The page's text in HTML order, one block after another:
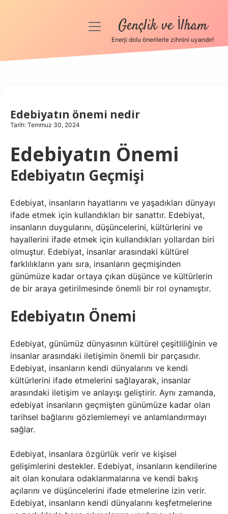
Anasayfa
Hakkımızda
menüyüGençlik ve İlham
Enerji dolu önerilerle zihnini uyandır!
Edebiyatın önemi nedir
Tarih: Temmuz 30, 2024
Edebiyatın Önemi
Edebiyatın Geçmişi
Edebiyat, insanların hayatlarını ve yaşadıkları dünyayı
ifade etmek için kullandıkları bir sanattır. Edebiyat,
insanların duygularını, düşüncelerini, kültürlerini ve
hayallerini ifade etmek için kullandıkları yollardan biri
olmuştur. Edebiyat, insanlar arasındaki kültürel
farklılıkların yanı sıra, insanların geçmişinden
günümüze kadar ortaya çıkan düşünce ve kültürlerin
de bir araya getirilmesinde önemli bir rol oynamıştır.
Edebiyatın Önemi
Edebiyat, günümüz dünyasının kültürel çeşitliliğinin ve
insanlar arasındaki iletişimin önemli bir parçasıdır.
Edebiyat, insanların kendi dünyalarını ve kendi
kültürlerini ifade etmelerini sağlayarak, insanlar
arasındaki iletişim ve anlayışı geliştirir. Aynı zamanda,
edebiyat insanların geçmişten günümüze kadar olan
tarihsel bağlarını gözlemlemeyi ve anlamlandırmayı
sağlar.
Edebiyat, insanlara özgürlük verir ve kişisel
gelişimlerini destekler. Edebiyat, insanların kendilerine
ait olan konulara odaklanmalarına ve kendi bakış
açılarını ve düşüncelerini ifade etmelerine izin verir.
Edebiyat, insanların kendi dünyalarını keşfetmelerine